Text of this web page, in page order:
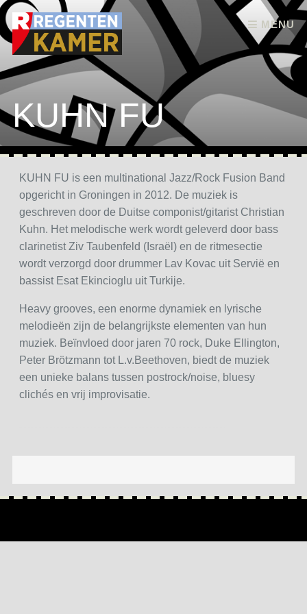
MENU
Skip to content
KUHN FU
KUHN FU is een multinational Jazz/Rock Fusion Band
opgericht in Groningen in 2012. De muziek is
geschreven door de Duitse componist/gitarist Christian
Kuhn. Het melodische werk wordt geleverd door bass
clarinetist Ziv Taubenfeld (Israël) en de ritmesectie
wordt verzorgd door drummer Lav Kovac uit Servië en
bassist Esat Ekincioglu uit Turkije.
Heavy grooves, een enorme dynamiek en lyrische
melodieën zijn de belangrijkste elementen van hun
muziek. Beïnvloed door jaren 70 rock, Duke Ellington,
Peter Brötzmann tot L.v.Beethoven, biedt de muziek
een unieke balans tussen postrock/noise, bluesy
clichés en vrij improvisatie.